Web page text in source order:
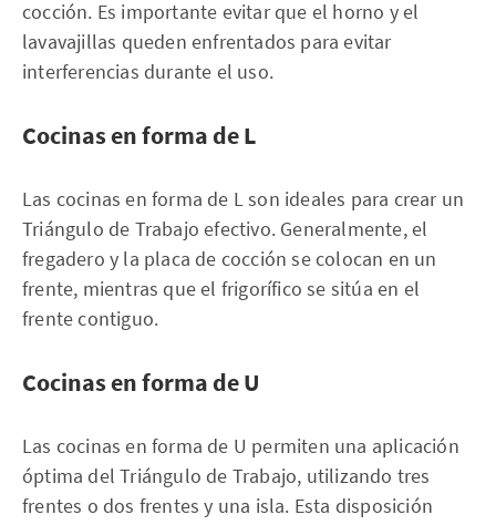
cocción. Es importante evitar que el horno y el
lavavajillas queden enfrentados para evitar
interferencias durante el uso.
Cocinas en forma de L
Las cocinas en forma de L son ideales para crear un
Triángulo de Trabajo efectivo. Generalmente, el
fregadero y la placa de cocción se colocan en un
frente, mientras que el frigorífico se sitúa en el
frente contiguo.
Cocinas en forma de U
Las cocinas en forma de U permiten una aplicación
óptima del Triángulo de Trabajo, utilizando tres
frentes o dos frentes y una isla. Esta disposición